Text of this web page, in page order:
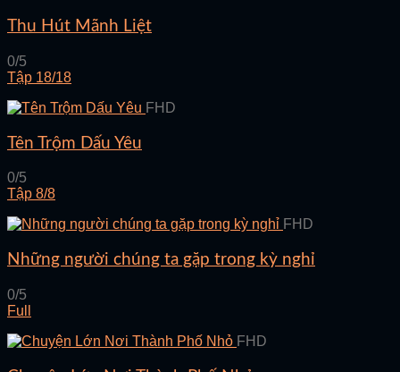
Thu Hút Mãnh Liệt
0/5
Tập 18/18
FHD
Tên Trộm Dấu Yêu
0/5
Tập 8/8
FHD
Những người chúng ta gặp trong kỳ nghỉ
0/5
Full
FHD